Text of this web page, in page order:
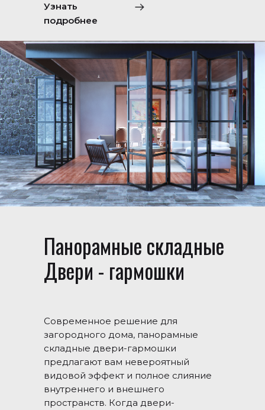
Узнать
подробнее
Панорамные складные
Двери - гармошки
Современное решение для
загородного дома, панорамные
складные двери-гармошки
предлагают вам невероятный
видовой эффект и полное слияние
внутреннего и внешнего
пространств. Когда двери-